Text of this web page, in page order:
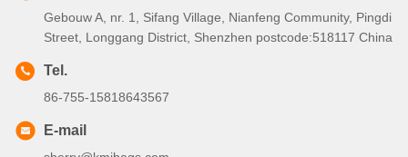
Gebouw A, nr. 1, Sifang Village, Nianfeng Community, Pingdi
Street, Longgang District, Shenzhen postcode:518117 China
Tel.
86-755-15818643567
E-mail